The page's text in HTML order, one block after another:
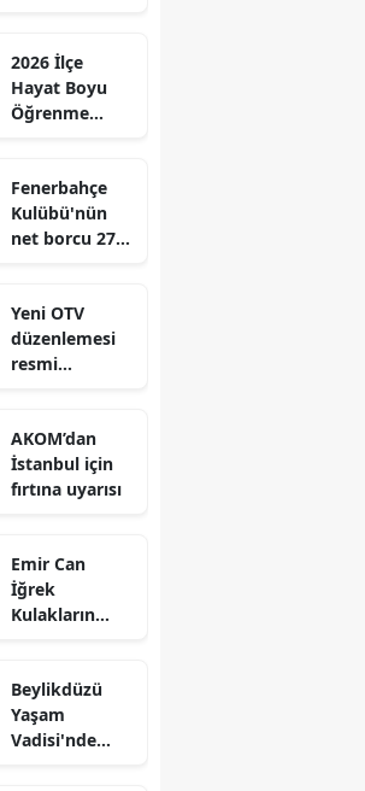
2026 İlçe
Hayat Boyu
Öğrenme
Gerçekleştirild
i
Fenerbahçe
Kulübü'nün
net borcu 27
Yeni OTV
düzenlemesi
resmi
AKOM’dan
İstanbul için
fırtına uyarısı
Emir Can
İğrek
Kulakların
Beylikdüzü
Yaşam
Vadisi'nde